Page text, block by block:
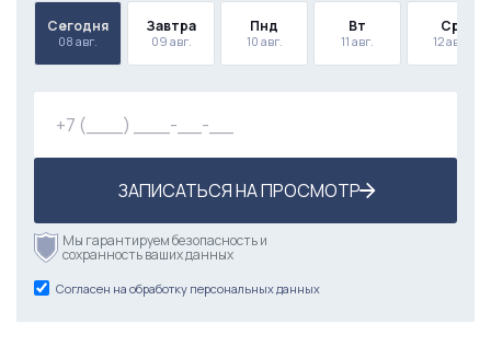
Сегодня
08 авг.
Завтра
09 авг.
Пнд
10 авг.
Вт
11 авг.
Ср
12 авг.
ЗАПИСАТЬСЯ НА ПРОСМОТР
Мы гарантируем безопасность и
сохранность ваших данных
Согласен на обработку персональных данных